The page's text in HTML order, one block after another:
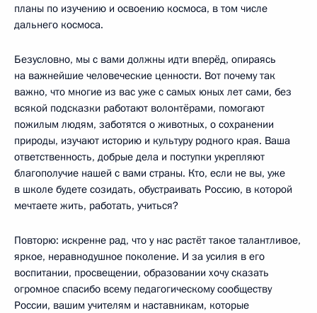
планы по изучению и освоению космоса, в том числе
дальнего космоса.
Безусловно, мы с вами должны идти вперёд, опираясь
на важнейшие человеческие ценности. Вот почему так
важно, что многие из вас уже с самых юных лет сами, без
всякой подсказки работают волонтёрами, помогают
пожилым людям, заботятся о животных, о сохранении
природы, изучают историю и культуру родного края. Ваша
ответственность, добрые дела и поступки укрепляют
благополучие нашей с вами страны. Кто, если не вы, уже
в школе будете созидать, обустраивать Россию, в которой
мечтаете жить, работать, учиться?
Повторю: искренне рад, что у нас растёт такое талантливое,
яркое, неравнодушное поколение. И за усилия в его
воспитании, просвещении, образовании хочу сказать
огромное спасибо всему педагогическому сообществу
России, вашим учителям и наставникам, которые